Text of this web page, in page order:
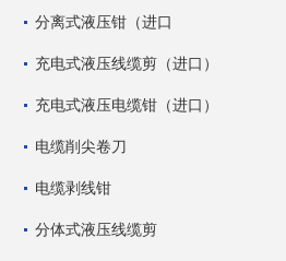
分离式液压钳（进口
充电式液压线缆剪（进口）
充电式液压电缆钳（进口）
电缆削尖卷刀
电缆剥线钳
分体式液压线缆剪